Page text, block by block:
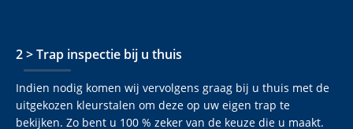
2 > Trap inspectie bij u thuis
Indien nodig komen wij vervolgens graag bij u thuis met de
uitgekozen kleurstalen om deze op uw eigen trap te
bekijken. Zo bent u 100 % zeker van de keuze die u maakt.